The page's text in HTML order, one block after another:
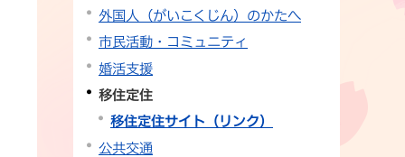
外国人（がいこくじん）のかたへ
市民活動・コミュニティ
婚活支援
移住定住
移住定住サイト（リンク）
公共交通